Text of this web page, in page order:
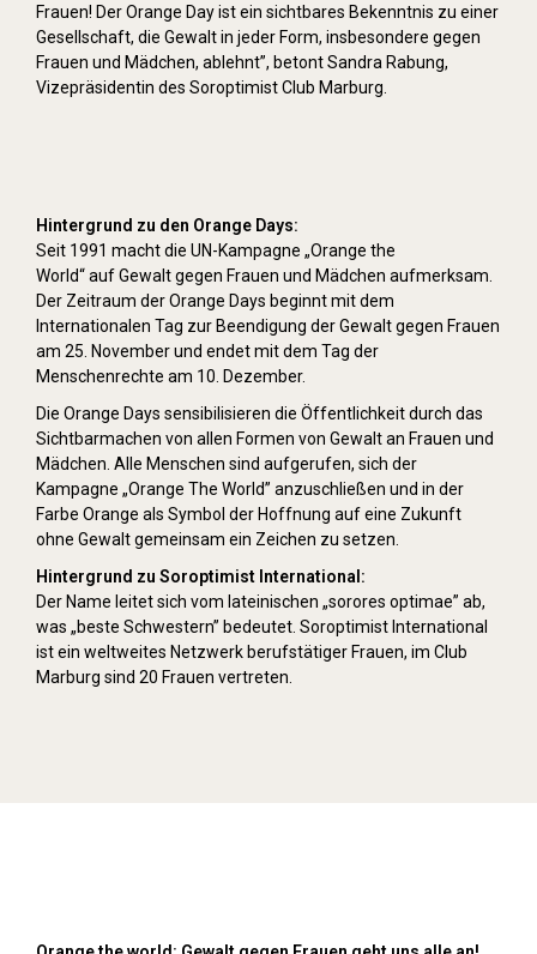
Frauen! Der Orange Day ist ein sichtbares Bekenntnis zu einer
Gesellschaft, die Gewalt in jeder Form, insbesondere gegen
Frauen und Mädchen, ablehnt”, betont Sandra Rabung,
Vizepräsidentin des Soroptimist Club Marburg.
Hintergrund zu den Orange Days:
Seit 1991 macht die UN-Kampagne „Orange the
World“ auf Gewalt gegen Frauen und Mädchen aufmerksam.
Der Zeitraum der Orange Days beginnt mit dem
Internationalen Tag zur Beendigung der Gewalt gegen Frauen
am 25. November und endet mit dem Tag der
Menschenrechte am 10. Dezember.
Die Orange Days sensibilisieren die Öffentlichkeit durch das
Sichtbarmachen von allen Formen von Gewalt an Frauen und
Mädchen. Alle Menschen sind aufgerufen, sich der
Kampagne „Orange The World” anzuschließen und in der
Farbe Orange als Symbol der Hoffnung auf eine Zukunft
ohne Gewalt gemeinsam ein Zeichen zu setzen.
Hintergrund zu Soroptimist International:
Der Name leitet sich vom lateinischen „sorores optimae” ab,
was „beste Schwestern” bedeutet. Soroptimist International
ist ein weltweites Netzwerk berufstätiger Frauen, im Club
Marburg sind 20 Frauen vertreten.